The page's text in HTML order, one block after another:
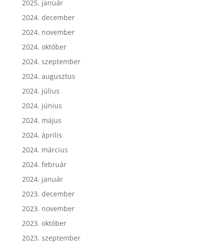
2025. január
2024. december
2024. november
2024. október
2024. szeptember
2024. augusztus
2024. július
2024. június
2024. május
2024. április
2024. március
2024. február
2024. január
2023. december
2023. november
2023. október
2023. szeptember